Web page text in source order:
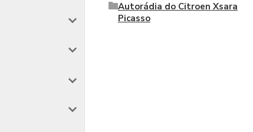
Autorádia do Citroen Xsara
Picasso